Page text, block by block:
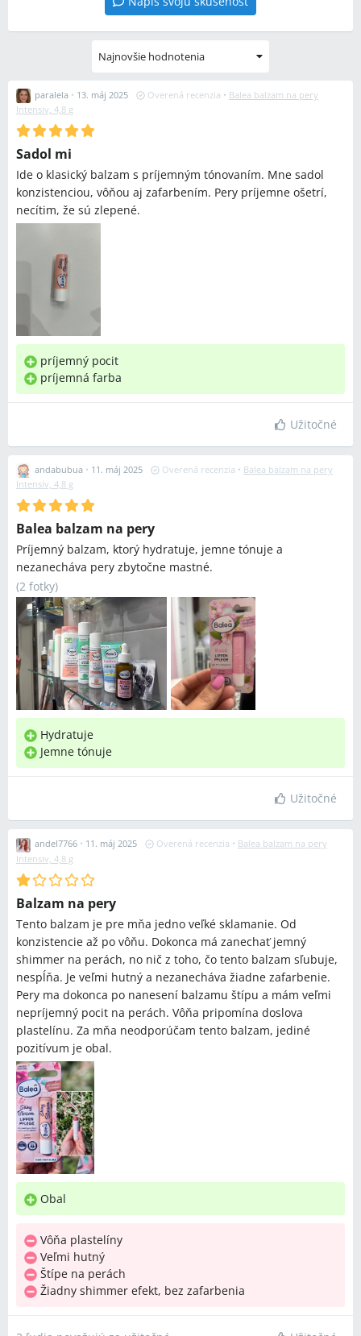
Najnovšie hodnotenia
paralela • 13. máj 2025 Overená recenzia • Balea balzam na pery
Intensiv, 4,8 g
Sadol mi
Ide o klasický balzam s príjemným tónovaním. Mne sadol
konzistenciou, vôňou aj zafarbením. Pery príjemne ošetrí,
necítim, že sú zlepené.
príjemný pocit
príjemná farba
Užitočné
andabubua • 11. máj 2025 Overená recenzia • Balea balzam na pery
Intensiv, 4,8 g
Balea balzam na pery
Príjemný balzam, ktorý hydratuje, jemne tónuje a
nezanecháva pery zbytočne mastné.
(2 fotky)
Hydratuje
Jemne tónuje
Užitočné
andel7766 • 11. máj 2025 Overená recenzia • Balea balzam na pery
Intensiv, 4,8 g
Balzam na pery
Tento balzam je pre mňa jedno veľké sklamanie. Od
konzistencie až po vôňu. Dokonca má zanechať jemný
shimmer na perách, no nič z toho, čo tento balzam sľubuje,
nespĺňa. Je veľmi hutný a nezanecháva žiadne zafarbenie.
Pery ma dokonca po nanesení balzamu štípu a mám veľmi
nepríjemný pocit na perách. Vôňa pripomína doslova
plastelínu. Za mňa neodporúčam tento balzam, jediné
pozitívum je obal.
Obal
Vôňa plastelíny
Veľmi hutný
Štípe na perách
Žiadny shimmer efekt, bez zafarbenia